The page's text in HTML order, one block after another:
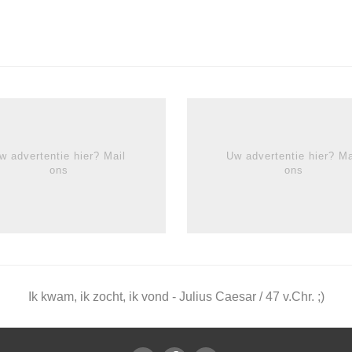
advertentie hier? Mail
ons
Uw advertentie hier?
ons
Ik kwam, ik zocht, ik vond - Julius Caesar / 47 v.Chr. ;)